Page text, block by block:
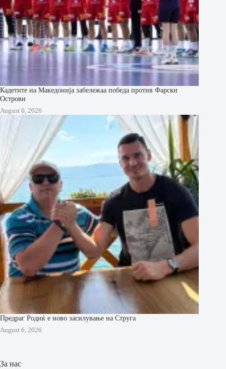
Кадетите на Македонија забележаа победа против Фарски
Острови
August 6, 2026
Предраг Родиќ е ново засилување на Струга
August 6, 2026
За нас